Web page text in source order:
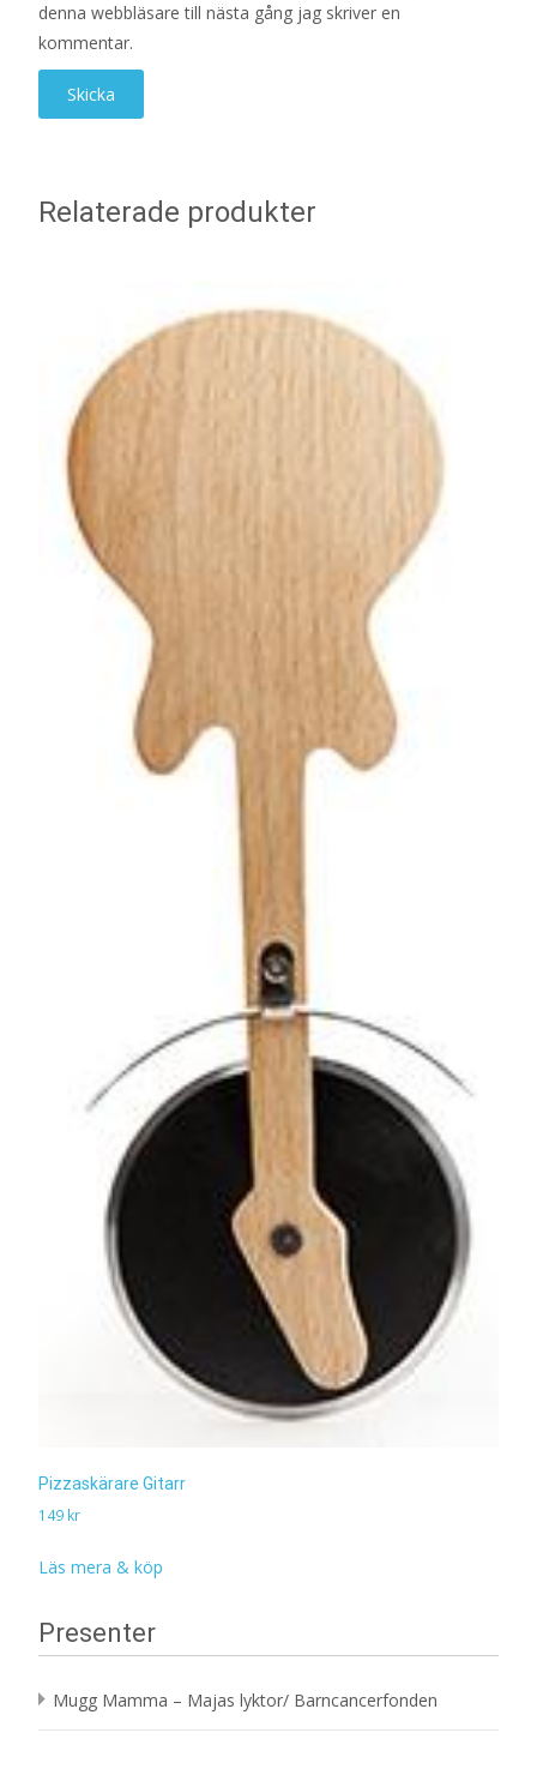
denna webbläsare till nästa gång jag skriver en
kommentar.
Relaterade produkter
Pizzaskärare Gitarr
149 kr
Läs mera & köp
Presenter
Mugg Mamma – Majas lyktor/ Barncancerfonden